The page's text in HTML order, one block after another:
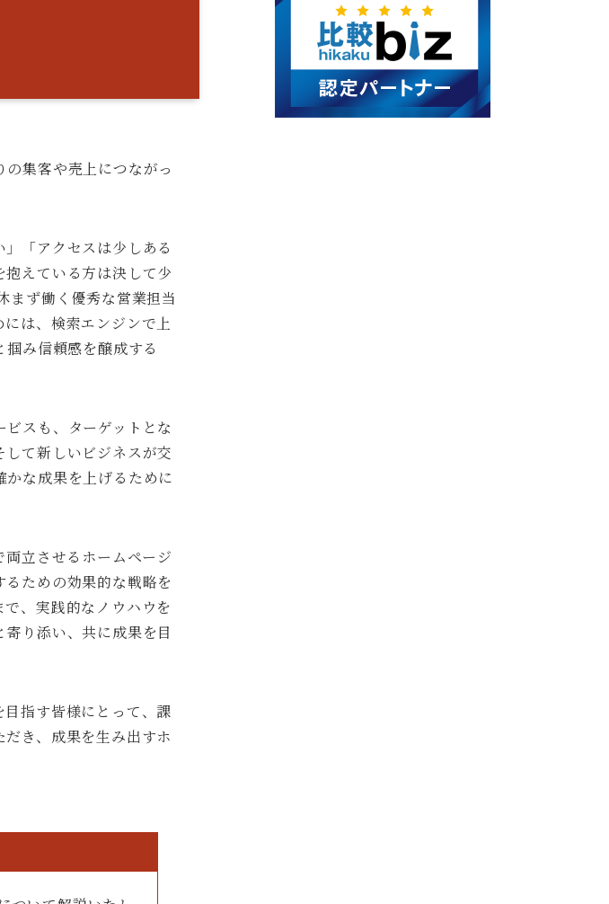
集客や売上につながっ
「アクセスは少しある
えている方は決して少
まず働く優秀な営業担当
は、検索エンジンで上
み信頼感を醸成する
スも、ターゲットとな
て新しいビジネスが交
な成果を上げるために
立させるホームページ
ための効果的な戦略を
、実践的なノウハウを
り添い、共に成果を目
指す皆様にとって、課
き、成果を生み出すホ